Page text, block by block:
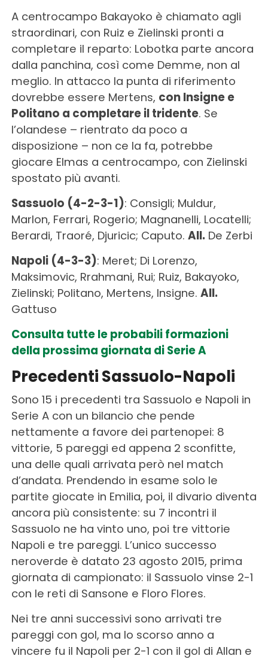
A centrocampo Bakayoko è chiamato agli
straordinari, con Ruiz e Zielinski pronti a
completare il reparto: Lobotka parte ancora
dalla panchina, così come Demme, non al
meglio. In attacco la punta di riferimento
dovrebbe essere Mertens, con Insigne e
Politano a completare il tridente. Se
l’olandese – rientrato da poco a
disposizione – non ce la fa, potrebbe
giocare Elmas a centrocampo, con Zielinski
spostato più avanti.
Sassuolo (4-2-3-1): Consigli; Muldur,
Marlon, Ferrari, Rogerio; Magnanelli, Locatelli;
Berardi, Traoré, Djuricic; Caputo. All. De Zerbi
Napoli (4-3-3): Meret; Di Lorenzo,
Maksimovic, Rrahmani, Rui; Ruiz, Bakayoko,
Zielinski; Politano, Mertens, Insigne. All.
Gattuso
Consulta tutte le probabili formazioni
della prossima giornata di Serie A
Precedenti Sassuolo-Napoli
Sono 15 i precedenti tra Sassuolo e Napoli in
Serie A con un bilancio che pende
nettamente a favore dei partenopei: 8
vittorie, 5 pareggi ed appena 2 sconfitte,
una delle quali arrivata però nel match
d’andata. Prendendo in esame solo le
partite giocate in Emilia, poi, il divario diventa
ancora più consistente: su 7 incontri il
Sassuolo ne ha vinto uno, poi tre vittorie
Napoli e tre pareggi. L’unico successo
neroverde è datato 23 agosto 2015, prima
giornata di campionato: il Sassuolo vinse 2-1
con le reti di Sansone e Floro Flores.
Nei tre anni successivi sono arrivati tre
pareggi con gol, ma lo scorso anno a
vincere fu il Napoli per 2-1 con il gol di Allan e